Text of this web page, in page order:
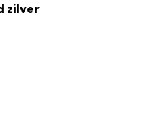
zilver